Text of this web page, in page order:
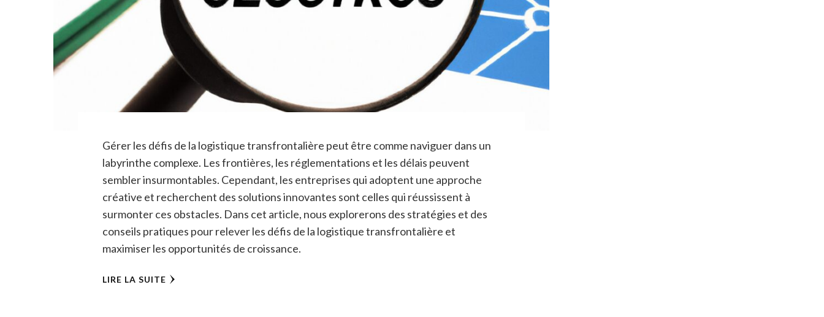
Gérer les défis de la logistique transfrontalière peut être comme naviguer dans un
labyrinthe complexe. Les frontières, les réglementations et les délais peuvent
sembler insurmontables. Cependant, les entreprises qui adoptent une approche
créative et recherchent des solutions innovantes sont celles qui réussissent à
surmonter ces obstacles. Dans cet article, nous explorerons des stratégies et des
conseils pratiques pour relever les défis de la logistique transfrontalière et
maximiser les opportunités de croissance.
LIRE LA SUITE